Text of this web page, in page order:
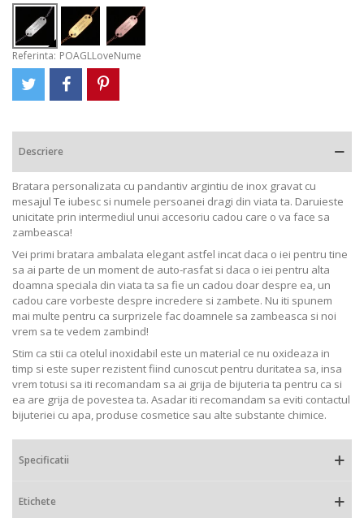
Referinta: POAGLLoveNume
Descriere
Bratara personalizata cu pandantiv argintiu de inox gravat cu
mesajul Te iubesc si numele persoanei dragi din viata ta. Daruieste
unicitate prin intermediul unui accesoriu cadou care o va face sa
zambeasca!
Vei primi bratara ambalata elegant astfel incat daca o iei pentru tine
sa ai parte de un moment de auto-rasfat si daca o iei pentru alta
doamna speciala din viata ta sa fie un cadou doar despre ea, un
cadou care vorbeste despre incredere si zambete. Nu iti spunem
mai multe pentru ca surprizele fac doamnele sa zambeasca si noi
vrem sa te vedem zambind!
Stim ca stii ca otelul inoxidabil este un material ce nu oxideaza in
timp si este super rezistent fiind cunoscut pentru duritatea sa, insa
vrem totusi sa iti recomandam sa ai grija de bijuteria ta pentru ca si
ea are grija de povestea ta. Asadar iti recomandam sa eviti contactul
bijuteriei cu apa, produse cosmetice sau alte substante chimice.
Specificatii
Etichete